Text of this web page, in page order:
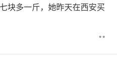
块多一斤，她昨天在西安买
••